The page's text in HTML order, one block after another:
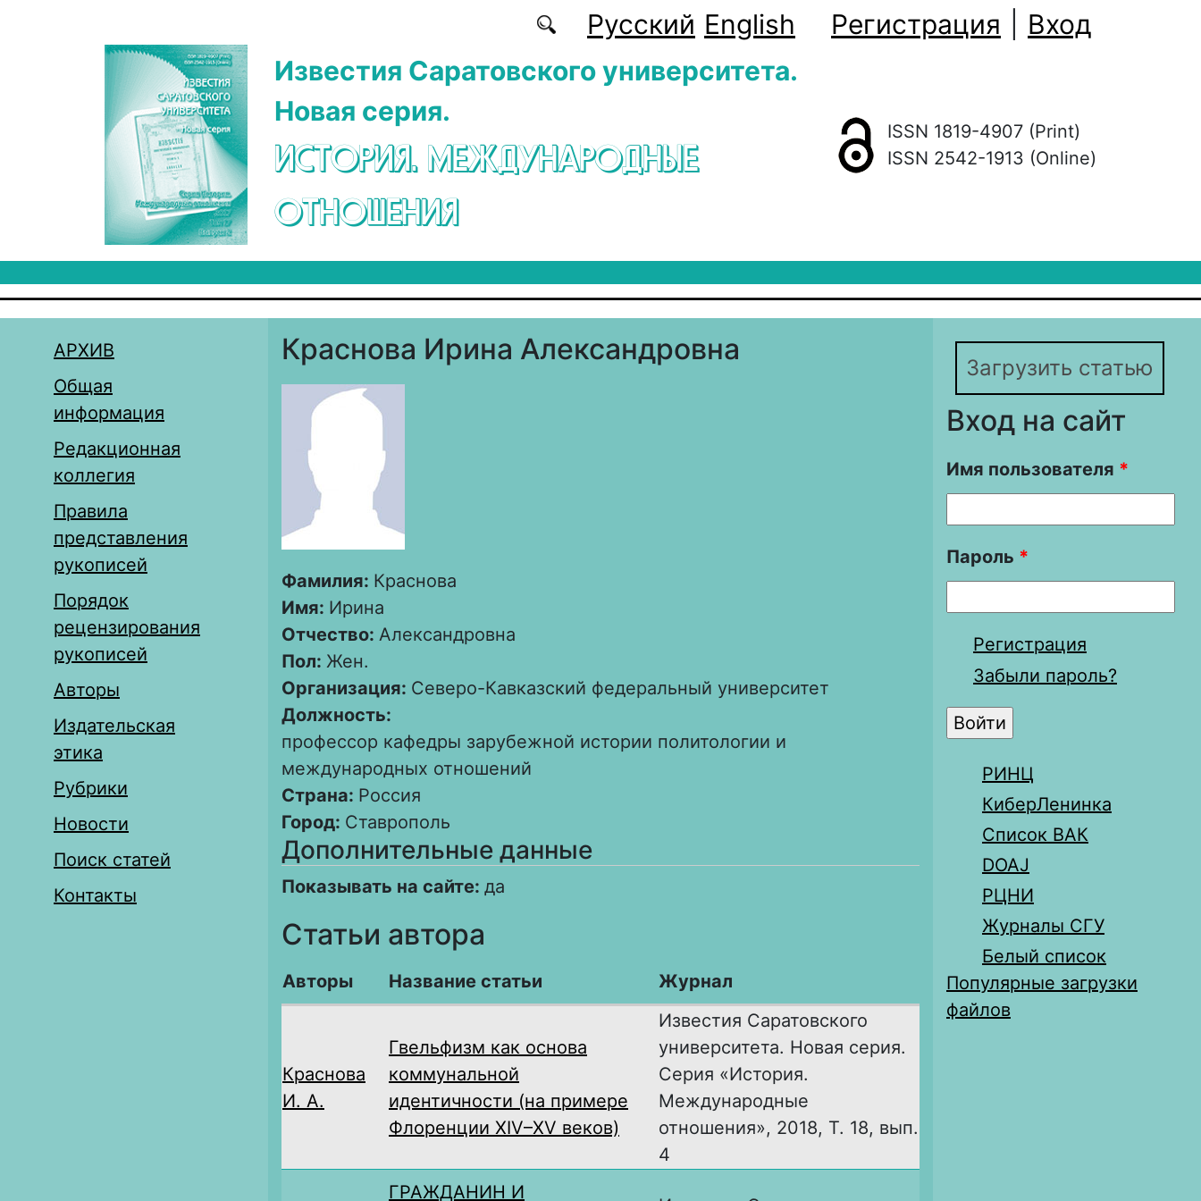
Русский English Регистрация
Вход
Известия Саратовского университета.
Новая серия.
ИСТОРИЯ. МЕЖДУНАРОДНЫЕ
ОТНОШЕНИЯ
ISSN 1819-4907 (Print)
ISSN 2542-1913 (Online)
АРХИВ
Общая
информация
Редакционная
коллегия
Правила
представления
рукописей
Порядок
рецензирования
рукописей
Авторы
Издательская
этика
Рубрики
Новости
Поиск статей
Контакты
Краснова Ирина Александровна
Фамилия: Краснова
Имя: Ирина
Отчество: Александровна
Пол: Жен.
Организация: Северо-Кавказский федеральный университет
Должность:
профессор кафедры зарубежной истории политологии и
международных отношений
Страна: Россия
Город: Ставрополь
Дополнительные данные
Показывать на сайте: да
Статьи автора
Авторы Название статьи Журнал
Краснова
И. А.
Гвельфизм как основа
коммунальной
идентичности (на примере
Флоренции XIV–XV веков)
Известия Саратовского
университета. Новая серия.
Серия «История.
Международные
отношения», 2018, Т. 18, вып.
4
ГРАЖДАНИН И
Загрузить статью
Вход на сайт
Имя пользователя *
Пароль *
Регистрация
Забыли пароль?
РИНЦ
КиберЛенинка
Список ВАК
DOAJ
РЦНИ
Журналы СГУ
Белый список
Популярные загрузки
файлов